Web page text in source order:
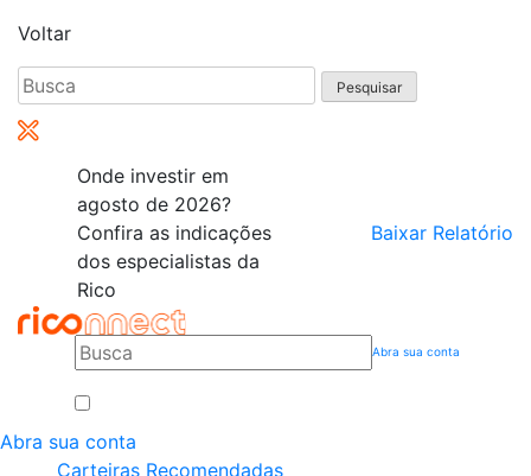
Voltar
Pesquisar
por:
Onde investir em
agosto de 2026?
Confira as indicações
dos especialistas da
Rico
Baixar Relatório
Abra sua conta
Abra sua conta
Carteiras Recomendadas